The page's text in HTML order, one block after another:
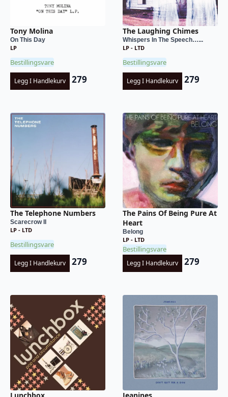
Tony Molina
On This Day
LP
Bestillingsvare
Legg I Handlekurv 279
The Laughing Chimes
Whispers In The Speech…...
LP - LTD
Bestillingsvare
Legg I Handlekurv 279
The Telephone Numbers
Scarecrow II
LP - LTD
Bestillingsvare
Legg I Handlekurv 279
The Pains Of Being Pure At
Heart
Belong
LP - LTD
Bestillingsvare
Legg I Handlekurv 279